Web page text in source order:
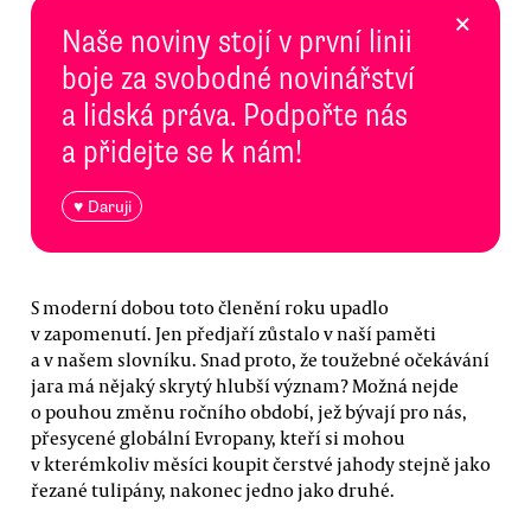
Naše noviny stojí v první linii
boje za svobodné novinářství
a lidská práva. Podpořte nás
a přidejte se k nám!
♥ Daruji
×
S moderní dobou toto členění roku upadlo
v zapomenutí. Jen předjaří zůstalo v naší paměti
a v našem slovníku. Snad proto, že toužebné očekávání
jara má nějaký skrytý hlubší význam? Možná nejde
o pouhou změnu ročního období, jež bývají pro nás,
přesycené globální Evropany, kteří si mohou
v kterémkoliv měsíci koupit čerstvé jahody stejně jako
řezané tulipány, nakonec jedno jako druhé.